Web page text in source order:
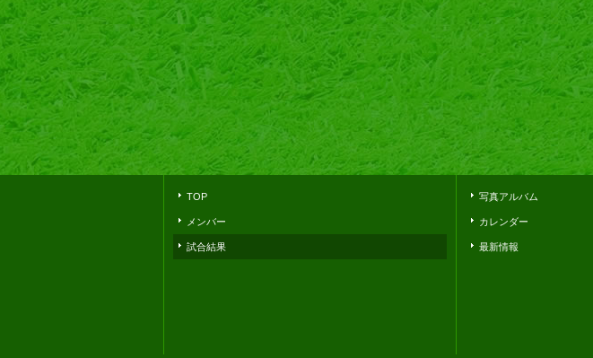
TOP
メンバー
試合結果
写真アルバム
カレンダー
最新情報